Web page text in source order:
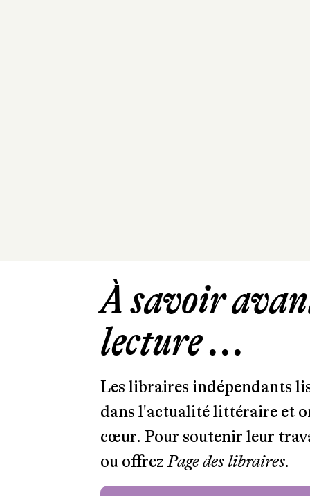
À savoir
lecture ...
Les libraires indépendants
dans l'actualité littéraire et
cœur. Pour soutenir leur
ou offrezPage des libraires.